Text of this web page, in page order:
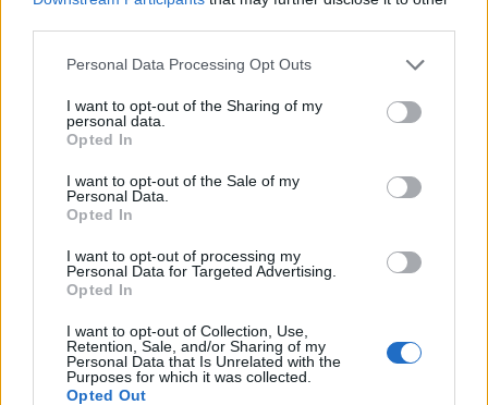
Personal Data Processing Opt Outs
I want to opt-out of the Sharing of my
personal data.
Opted In
I want to opt-out of the Sale of my
Personal Data.
Opted In
I want to opt-out of processing my
Personal Data for Targeted Advertising.
Opted In
I want to opt-out of Collection, Use,
Retention, Sale, and/or Sharing of my
Personal Data that Is Unrelated with the
Purposes for which it was collected.
Opted Out
Klaipėdos miesto meras Arvydas Vaitkus
pasveikino absolventus, kuriems buvo
įteikti diplomai (1)